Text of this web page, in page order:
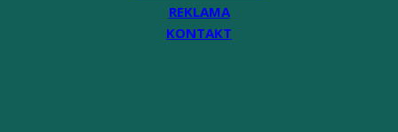
REKLAMA
KONTAKT